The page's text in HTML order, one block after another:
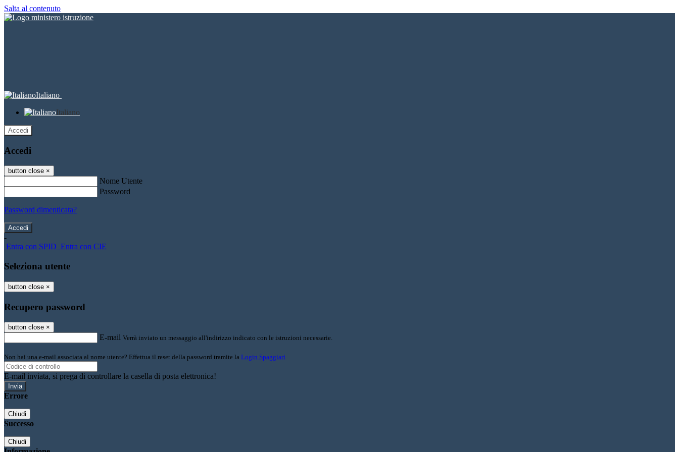
Salta al contenuto
Italiano
Italiano
Accedi
Accedi
button close ×
Nome Utente
Password
Password dimenticata?
-
Entra con SPID Entra con CIE
Seleziona utente
button close ×
Recupero password
button close ×
E-mail Verrà inviato un messaggio all'indirizzo indicato con le istruzioni necessarie.
Non hai una e-mail associata al nome utente? Effettua il reset della password tramite la Login Spaggiari
E-mail inviata, si prega di controllare la casella di posta elettronica!
Errore
Chiudi
Successo
Chiudi